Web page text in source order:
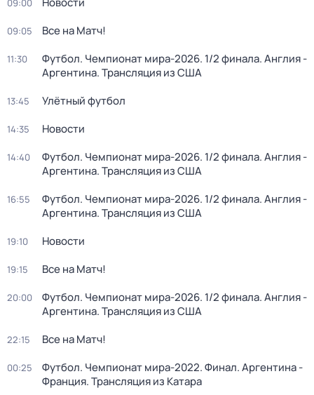
09:00
09:05 Все на Матч!
11:30
Футбол. Чемпионат мира-2026. 1/2 финала. Англия -
Аргентина. Трансляция из США
13:45 Улётный футбол
14:35 Новости
14:40
Футбол. Чемпионат мира-2026. 1/2 финала. Англия -
Аргентина. Трансляция из США
16:55
Футбол. Чемпионат мира-2026. 1/2 финала. Англия -
Аргентина. Трансляция из США
19:10 Новости
19:15 Все на Матч!
20:00
Футбол. Чемпионат мира-2026. 1/2 финала. Англия -
Аргентина. Трансляция из США
22:15 Все на Матч!
00:25
Футбол. Чемпионат мира-2022. Финал. Аргентина -
Франция. Трансляция из Катара